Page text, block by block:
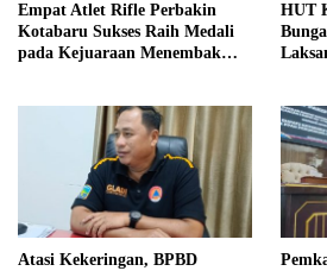
Empat Atlet Rifle Perbakin
Kotabaru Sukses Raih Medali
pada Kejuaraan Menembak
HUT
Atasi Kekeringan, BPBD